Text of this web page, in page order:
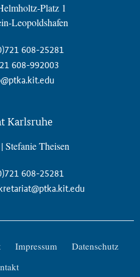
Platz 1
Leopoldshafen
608-25281
608-992003
Karlsruhe
Theisen
608-25281
Impressum
Datenschutz